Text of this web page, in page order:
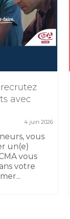
avec
4 juin 2026
vous
un(e)
vous
votre